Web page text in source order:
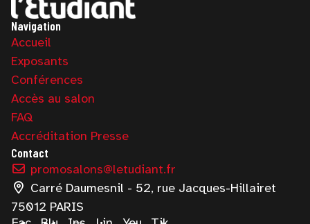
Navigation
Accueil
Exposants
Conférences
Accès au salon
FAQ
Accréditation Presse
Contact
promosalons@letudiant.fr
Carré Daumesnil - 52, rue Jacques-Hillairet
75012 PARIS